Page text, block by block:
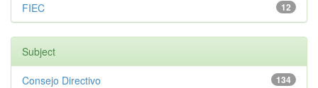
12
FIEC
Subject
134
Consejo Directivo